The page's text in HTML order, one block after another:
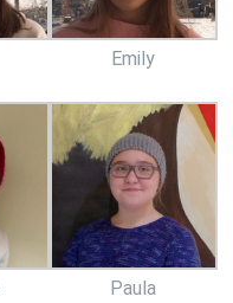
Emily
Paula